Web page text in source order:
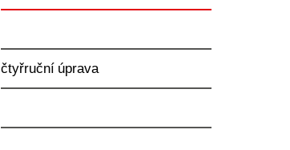
čtyřruční úprava